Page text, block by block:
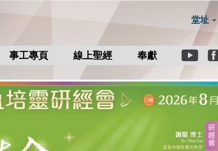
堂址
事工專頁 線上聖經 奉獻